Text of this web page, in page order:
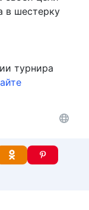
в шестерку
турнира